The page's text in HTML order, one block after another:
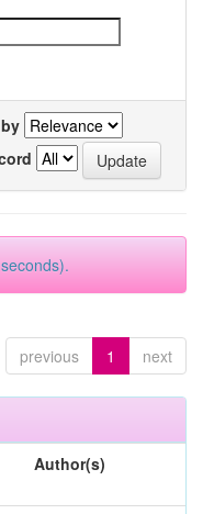
previous 1 next
Author(s)